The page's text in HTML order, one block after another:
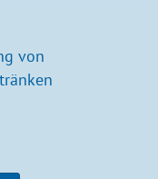
von